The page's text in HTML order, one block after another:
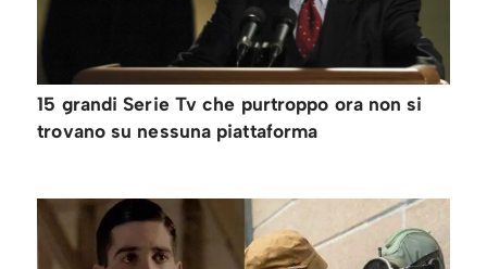
15 grandi Serie Tv che purtroppo ora non si
trovano su nessuna piattaforma